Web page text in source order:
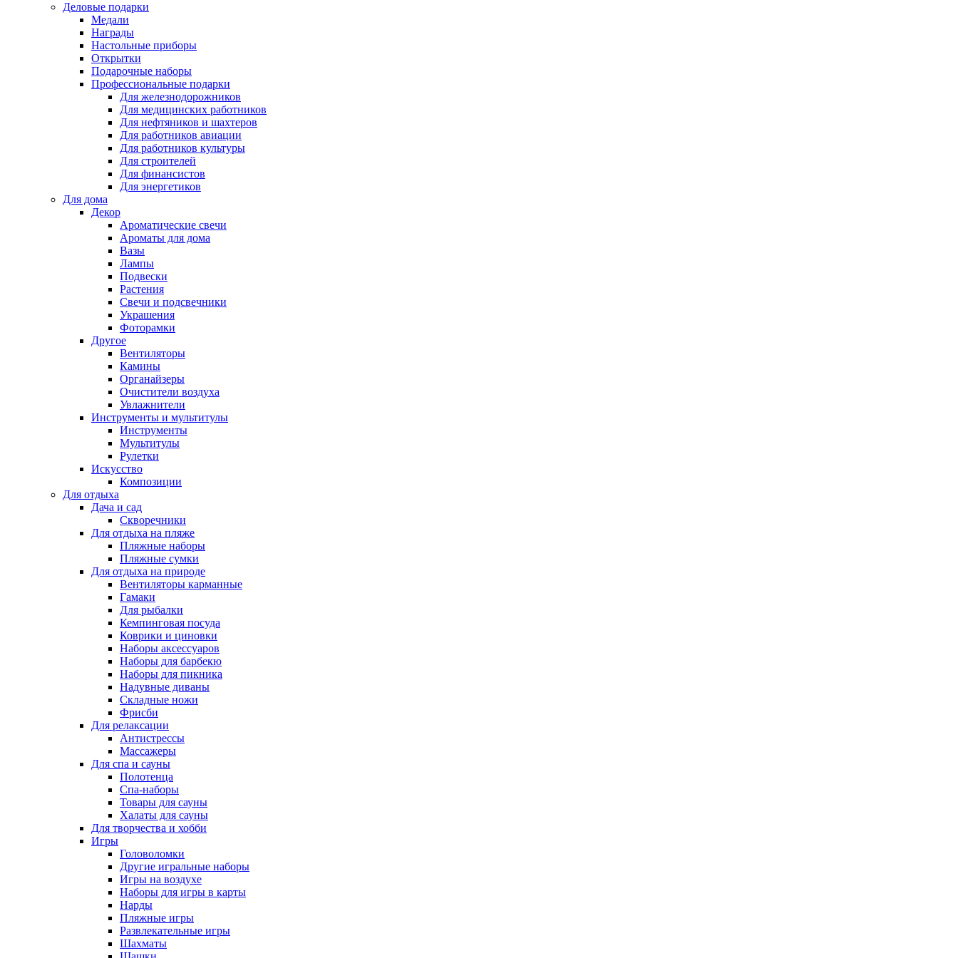
Деловые подарки
Медали
Награды
Настольные приборы
Открытки
Подарочные наборы
Профессиональные подарки
Для железнодорожников
Для медицинских работников
Для нефтяников и шахтеров
Для работников авиации
Для работников культуры
Для строителей
Для финансистов
Для энергетиков
Для дома
Декор
Ароматические свечи
Ароматы для дома
Вазы
Лампы
Подвески
Растения
Свечи и подсвечники
Украшения
Фоторамки
Другое
Вентиляторы
Камины
Органайзеры
Очистители воздуха
Увлажнители
Инструменты и мультитулы
Инструменты
Мультитулы
Рулетки
Искусство
Композиции
Для отдыха
Дача и сад
Скворечники
Для отдыха на пляже
Пляжные наборы
Пляжные сумки
Для отдыха на природе
Вентиляторы карманные
Гамаки
Для рыбалки
Кемпинговая посуда
Коврики и циновки
Наборы аксессуаров
Наборы для барбекю
Наборы для пикника
Надувные диваны
Складные ножи
Фрисби
Для релаксации
Антистрессы
Массажеры
Для спа и сауны
Полотенца
Спа-наборы
Товары для сауны
Халаты для сауны
Для творчества и хобби
Игры
Головоломки
Другие игральные наборы
Игры на воздухе
Наборы для игры в карты
Нарды
Пляжные игры
Развлекательные игры
Шахматы